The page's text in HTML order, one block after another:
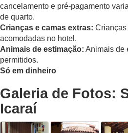
cancelamento e pré-pagamento
de quarto.
Crianças e camas extras: Crianças
acomodadas no hotel.
Animais de estimação: Animais de
permitidos.
Só em dinheiro
Galeria de Fotos:
Icaraí